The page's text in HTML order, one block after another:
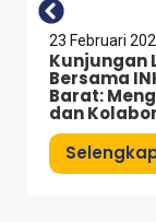
23 Februari
Kunjungan
Bersama
Barat:
dan